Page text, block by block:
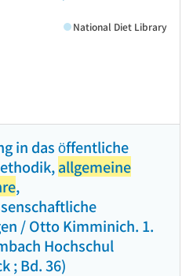
National Diet Library
in das öffentliche
allgemeine
,
/ Otto Kimminich. 1.
Hochschul
; Bd. 36)